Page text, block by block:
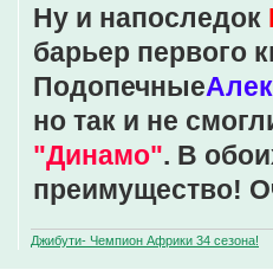
Ну и напоследок
барьер первого
Подопечные
но так и не
"Динамо". В
преимущество!
Джибути- Чемпион Африки 34 сезона!